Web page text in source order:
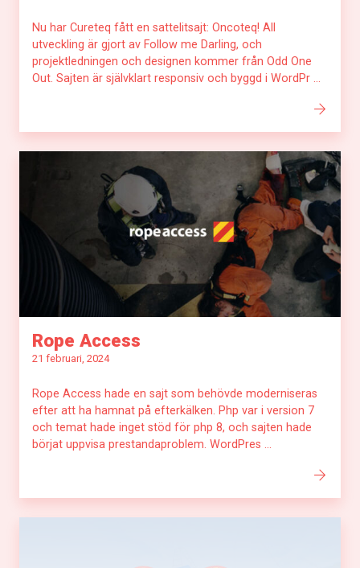
Nu har Cureteq fått en sattelitsajt: Oncoteq! All
utveckling är gjort av Follow me Darling, och
projektledningen och designen kommer från Odd One
Out. Sajten är självklart responsiv och byggd i WordPr ...
Rope Access
21 februari, 2024
Rope Access hade en sajt som behövde moderniseras
efter att ha hamnat på efterkälken. Php var i version 7
och temat hade inget stöd för php 8, och sajten hade
börjat uppvisa prestandaproblem. WordPres ...